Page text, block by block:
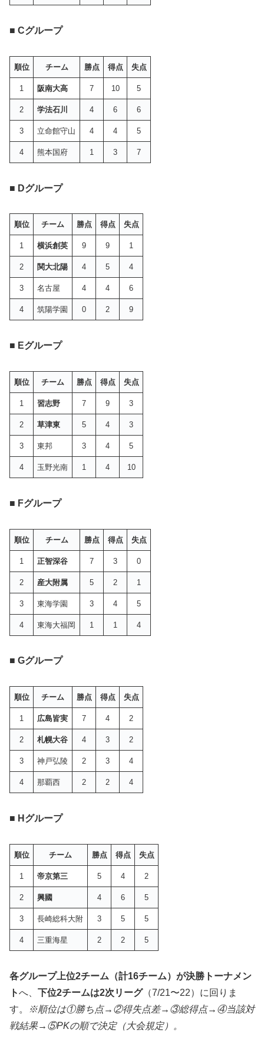
■ Cグループ
順位 チーム 勝点 得点 失点
1 阪南大高 7 10 5
2 学法石川 4 6 6
3 立命館守山 4 4 5
4 熊本国府 1 3 7
■ Dグループ
順位 チーム 勝点 得点 失点
1 横浜創英 9 9 1
2 関大北陽 4 5 4
3 名古屋 4 4 6
4 筑陽学園 0 2 9
■ Eグループ
順位 チーム 勝点 得点 失点
1 習志野 7 9 3
2 草津東 5 4 3
3 東邦 3 4 5
4 玉野光南 1 4 10
■ Fグループ
順位 チーム 勝点 得点 失点
1 正智深谷 7 3 0
2 産大附属 5 2 1
3 東海学園 3 4 5
4 東海大福岡 1 1 4
■ Gグループ
順位 チーム 勝点 得点 失点
1 広島皆実 7 4 2
2 札幌大谷 4 3 2
3 神戸弘陵 2 3 4
4 那覇西 2 2 4
■ Hグループ
順位 チーム 勝点 得点 失点
1 帝京第三 5 4 2
2 興國 4 6 5
3 長崎総科大附 3 5 5
4 三重海星 2 2 5
各グループ上位2チーム（計16チーム）が決勝トーナメン
トへ、 下位2チームは2次リーグ（7/21〜22）に回りま
す。
※順位は①勝ち点→②得失点差→③総得点→④当該対
戦結果→⑤PKの順で決定（大会規定）。